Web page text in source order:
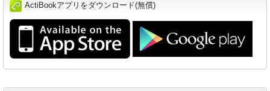
ActiBookアプリをダウンロード(無償)